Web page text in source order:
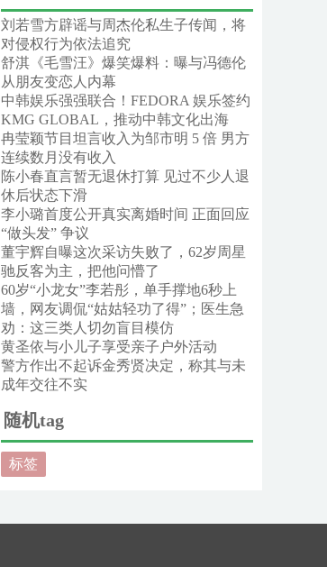
刘若雪方辟谣与周杰伦私生子传闻，将
对侵权行为依法追究
舒淇《毛雪汪》爆笑爆料：曝与冯德伦
从朋友变恋人内幕
中韩娱乐强强联合！FEDORA 娱乐签约
KMG GLOBAL，推动中韩文化出海
冉莹颖节目坦言收入为邹市明 5 倍 男方
连续数月没有收入
陈小春直言暂无退休打算 见过不少人退
休后状态下滑
李小璐首度公开真实离婚时间 正面回应
“做头发” 争议
董宇辉自曝这次采访失败了，62岁周星
驰反客为主，把他问懵了
60岁“小龙女”李若彤，单手撑地6秒上
墙，网友调侃“姑姑轻功了得”；医生急
劝：这三类人切勿盲目模仿
黄圣依与小儿子享受亲子户外活动
警方作出不起诉金秀贤决定，称其与未
成年交往不实
随机tag
标签